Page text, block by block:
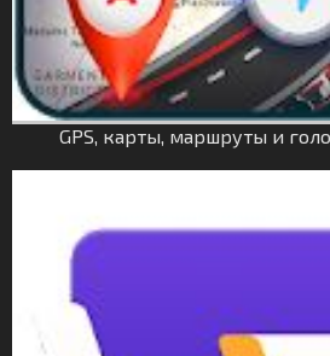
GPS, карты, маршруты и